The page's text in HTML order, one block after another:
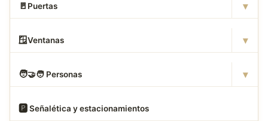
🚪 Puertas ▾
🪟Ventanas ▾
🧑‍🤝‍🧑 Personas ▾
🅿️ Señalética y estacionamientos